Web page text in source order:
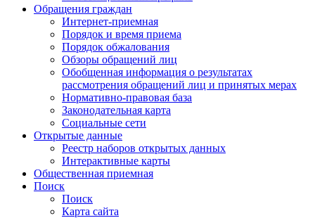
Обращения граждан
Интернет-приемная
Порядок и время приема
Порядок обжалования
Обзоры обращений лиц
Обобщенная информация о результатах
рассмотрения обращений лиц и принятых мерах
Нормативно-правовая база
Законодательная карта
Социальные сети
Открытые данные
Реестр наборов открытых данных
Интерактивные карты
Общественная приемная
Поиск
Поиск
Карта сайта